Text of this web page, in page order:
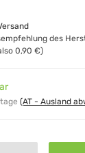
des
0,90 €)
(AT - Ausland